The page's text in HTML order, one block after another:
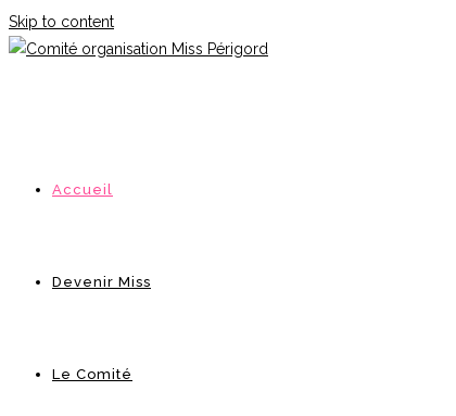
Skip to content
Accueil
Devenir Miss
Le Comité